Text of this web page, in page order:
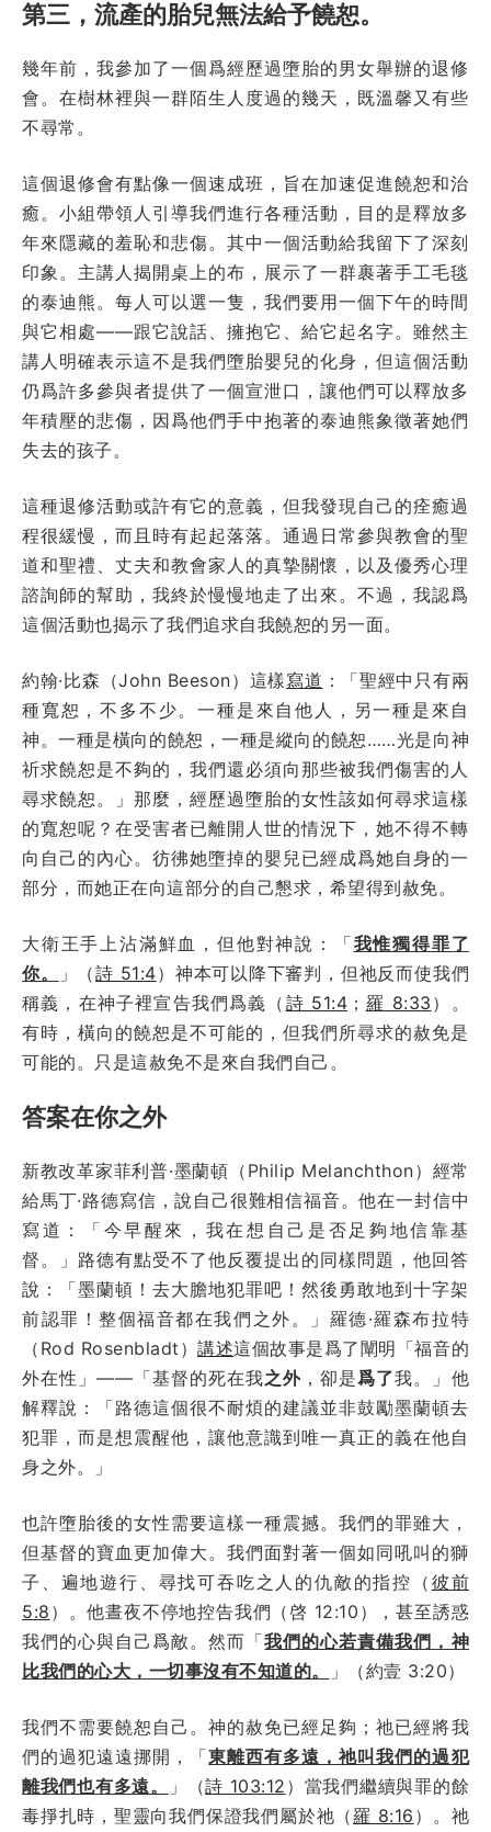
第三，流產的胎兒無法給予饒恕。
幾年前，我參加了一個爲經歷過墮胎的男女舉辦的退修
會。在樹林裡與一群陌生人度過的幾天，既溫馨又有些
不尋常。
這個退修會有點像一個速成班，旨在加速促進饒恕和治
癒。小組帶領人引導我們進行各種活動，目的是釋放多
年來隱藏的羞恥和悲傷。其中一個活動給我留下了深刻
印象。主講人揭開桌上的布，展示了一群裹著手工毛毯
的泰迪熊。每人可以選一隻，我們要用一個下午的時間
與它相處——跟它說話、擁抱它、給它起名字。雖然主
講人明確表示這不是我們墮胎嬰兒的化身，但這個活動
仍爲許多參與者提供了一個宣泄口，讓他們可以釋放多
年積壓的悲傷，因爲他們手中抱著的泰迪熊象徵著她們
失去的孩子。
這種退修活動或許有它的意義，但我發現自己的痊癒過
程很緩慢，而且時有起起落落。通過日常參與教會的聖
道和聖禮、丈夫和教會家人的真摯關懷，以及優秀心理
諮詢師的幫助，我終於慢慢地走了出來。不過，我認爲
這個活動也揭示了我們追求自我饒恕的另一面。
約翰·比森（John Beeson）這樣寫道 ：「聖經中只有兩
種寬恕，不多不少。一種是來自他人，另一種是來自
神。一種是橫向的饒恕，一種是縱向的饒恕……光是向神
祈求饒恕是不夠的，我們還必須向那些被我們傷害的人
尋求饒恕。」那麼，經歷過墮胎的女性該如何尋求這樣
的寬恕呢？在受害者已離開人世的情況下，她不得不轉
向自己的內心。彷彿她墮掉的嬰兒已經成爲她自身的一
部分，而她正在向這部分的自己懇求，希望得到赦免。
大衛王手上沾滿鮮血，但他對神說：「我惟獨得罪了
你。
」（詩 51:4）神本可以降下審判，但祂反而使我們
稱義，在神子裡宣告我們爲義（ 詩 51:4 ； 羅 8:33 ）。
有時，橫向的饒恕是不可能的，但我們所尋求的赦免是
可能的。只是這赦免不是來自我們自己。
答案在你之外
新教改革家菲利普·墨蘭頓（Philip Melanchthon）經常
給馬丁·路德寫信，說自己很難相信福音。他在一封信中
寫道：「今早醒來，我在想自己是否足夠地信靠基
督。」路德有點受不了他反覆提出的同樣問題，他回答
說：「墨蘭頓！去大膽地犯罪吧！然後勇敢地到十字架
前認罪！整個福音都在我們之外。」羅德·羅森布拉特
（Rod Rosenbladt）講述這個故事是爲了闡明「福音的
外在性」——「基督的死在我之外 ，卻是爲了我。」他
解釋說：「路德這個很不耐煩的建議並非鼓勵墨蘭頓去
犯罪，而是想震醒他，讓他意識到唯一真正的義在他自
身之外。」
也許墮胎後的女性需要這樣一種震撼。我們的罪雖大，
但基督的寶血更加偉大。我們面對著一個如同吼叫的獅
子、遍地遊行、尋找可吞吃之人的仇敵的指控（ 彼前
5:8 ）。他晝夜不停地控告我們（啓 12:10），甚至誘惑
我們的心與自己爲敵。然而「我們的心若責備我們，神
比我們的心大，一切事沒有不知道的。
」（約壹 3:20）
我們不需要饒恕自己。神的赦免已經足夠；祂已經將我
們的過犯遠遠挪開，「東離西有多遠，祂叫我們的過犯
離我們也有多遠。
」（詩 103:12 ）當我們繼續與罪的餘
毒掙扎時，聖靈向我們保證我們屬於祂（羅 8:16 ）。祂